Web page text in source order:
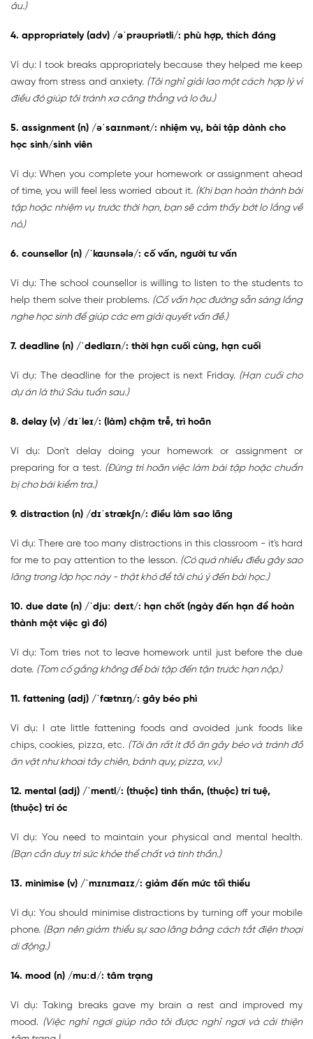
âu.)
4. appropriately (adv) /əˈprəʊpriətli/: phù hợp, thích đáng
Ví dụ: I took breaks appropriately because they helped me keep
away from stress and anxiety. (Tôi nghỉ giải lao một cách hợp lý vì
điều đó giúp tôi tránh xa căng thẳng và lo âu.)
5. assignment (n) /əˈsaɪnmənt/: nhiệm vụ, bài tập dành cho
học sinh/sinh viên
Ví dụ: When you complete your homework or assignment ahead
of time, you will feel less worried about it. (Khi bạn hoàn thành bài
tập hoặc nhiệm vụ trước thời hạn, bạn sẽ cảm thấy bớt lo lắng về
nó.)
6. counsellor (n) /ˈkaʊnsələ/: cố vấn, người tư vấn
Ví dụ: The school counsellor is willing to listen to the students to
help them solve their problems. (Cố vấn học đường sẵn sàng lắng
nghe học sinh để giúp các em giải quyết vấn đề.)
7. deadline (n) /ˈdedlaɪn/: thời hạn cuối cùng, hạn cuối
Ví dụ: The deadline for the project is next Friday. (Hạn cuối cho
dự án là thứ Sáu tuần sau.)
8. delay (v) /dɪˈleɪ/: (làm) chậm trễ, trì hoãn
Ví dụ: Don't delay doing your homework or assignment or
preparing for a test. (Đừng trì hoãn việc làm bài tập hoặc chuẩn
bị cho bài kiểm tra.)
9. distraction (n) /dɪˈstrækʃn/: điều làm sao lãng
Ví dụ: There are too many distractions in this classroom - it's hard
for me to pay attention to the lesson. (Có quá nhiều điều gây sao
lãng trong lớp học này - thật khó để tôi chú ý đến bài học.)
10. due date (n) /ˈdjuː deɪt/: hạn chốt (ngày đến hạn để hoàn
thành một việc gì đó)
Ví dụ: Tom tries not to leave homework until just before the due
date. (Tom cố gắng không để bài tập đến tận trước hạn nộp.)
11. fattening (adj) /ˈfætnɪŋ/: gây béo phì
Ví dụ: I ate little fattening foods and avoided junk foods like
chips, cookies, pizza, etc. (Tôi ăn rất ít đồ ăn gây béo và tránh đồ
ăn vặt như khoai tây chiên, bánh quy, pizza, v.v.)
12. mental (adj) /ˈmentl/: (thuộc) tinh thần, (thuộc) trí tuệ,
(thuộc) trí óc
Ví dụ: You need to maintain your physical and mental health.
(Bạn cần duy trì sức khỏe thể chất và tinh thần.)
13. minimise (v) /ˈmɪnɪmaɪz/: giảm đến mức tối thiểu
Ví dụ: You should minimise distractions by turning off your mobile
phone. (Bạn nên giảm thiểu sự sao lãng bằng cách tắt điện thoại
di động.)
14. mood (n) /muːd/: tâm trạng
Ví dụ: Taking breaks gave my brain a rest and improved my
mood. (Việc nghỉ ngơi giúp não tôi được nghỉ ngơi và cải thiện